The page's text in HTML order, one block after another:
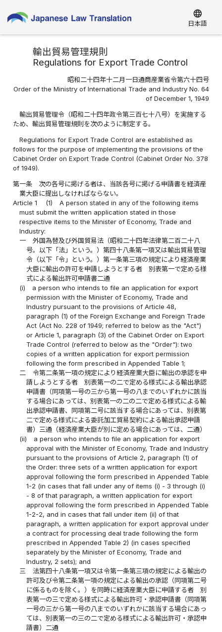
language
日本語
輸出貿易管理規則
Regulations for Export Trade Control
昭和二十四年十二月一日通商産業省令第六十四号
Order of the Ministry of International Trade and Industry No. 64
of December 1, 1949
輸出貿易管理令（昭和二十四年政令第三百七十八号）を実施する
ため、輸出貿易管理規則を次のように制定する。
Regulations for Export Trade Control are established as
follows for the purpose of implementing the provisions of the
Cabinet Order on Export Trade Control (Cabinet Order No. 378
of 1949).
第一条
次の各号に掲げる者は、当該各号に掲げる申請書を経済産
業大臣に提出しなければならない。
Article 1
(1)
A person stated in any of the following items
must submit the written application stated in those
respective items to the Minister of Economy, Trade and
Industry:
一
外国為替及び外国貿易法（昭和二十四年法律第二百二十八
号。以下「法」という。）第四十八条第一項又は輸出貿易管理
令（以下「令」という。）第一条第三項の規定により経済産業
大臣に輸出の許可を申請しようとする者 別表第一で定める様
式による輸出許可申請書二通
(i)
a person who intends to file an application for export
permission with the Minister of Economy, Trade and
Industry pursuant to the provisions of Article 48,
paragraph (1) of the Foreign Exchange and Foreign Trade
Act (Act No. 228 of 1949; referred to below as the "Act")
or Article 1, paragraph (3) of the Cabinet Order on Export
Trade Control (referred to below as the "Order"): two
copies of a written application for export permission
following the form prescribed in Appended Table 1;
二
令第二条第一項の規定により経済産業大臣に輸出の承認を申
請しようとする者 別表第一の二で定める様式による輸出承認
申請書（同項第一号の三から第一号の八までのいずれかに該当
する場合にあっては、別表第一の二の二で定める様式による輸
出承認申請書、同項第二号に該当する場合にあっては、別表第
二で定める様式による委託加工貿易契約による輸出承認申請
書）三通（経済産業大臣が別に定める場合にあっては、二通）
(ii)
a person who intends to file an application for export
approval with the Minister of Economy, Trade and Industry
pursuant to the provisions of Article 2, paragraph (1) of
the Order: three sets of a written application for export
approval following the form prescribed in Appended Table
1-2 (in cases that fall under any of items (i) - 3 through (i)
- 8 of that paragraph, a written application for export
approval following the form prescribed in Appended Table
1-2-2, and in cases that fall under item (ii) of that
paragraph, a written application for export approval under
a contract for processing deal trade following the form
prescribed in Appended Table 2) (in cases specified
separately by the Minister of Economy, Trade and
Industry, 2 sets); and
三
法第四十八条第一項又は令第一条第三項の規定による輸出の
許可及び令第二条第一項の規定による輸出の承認（同項第二号
に係るものを除く。）を同時に経済産業大臣に申請する者 別
表第一の三で定める様式による輸出許可・承認申請書（同項第
一号の三から第一号の八までのいずれかに該当する場合にあっ
ては、別表第一の三の二で定める様式による輸出許可・承認申
請書）二通